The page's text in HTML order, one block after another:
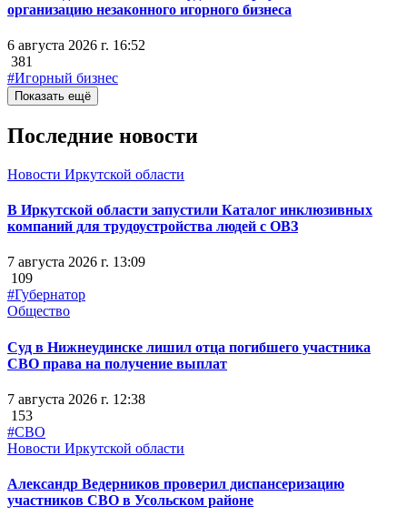
организацию незаконного игорного бизнеса
6 августа 2026 г. 16:52
381
#Игорный бизнес
Показать ещё
Последние новости
Новости Иркутской области
В Иркутской области запустили Каталог инклюзивных
компаний для трудоустройства людей с ОВЗ
7 августа 2026 г. 13:09
109
#Губернатор
Общество
Суд в Нижнеудинске лишил отца погибшего участника
СВО права на получение выплат
7 августа 2026 г. 12:38
153
#СВО
Новости Иркутской области
Александр Ведерников проверил диспансеризацию
участников СВО в Усольском районе